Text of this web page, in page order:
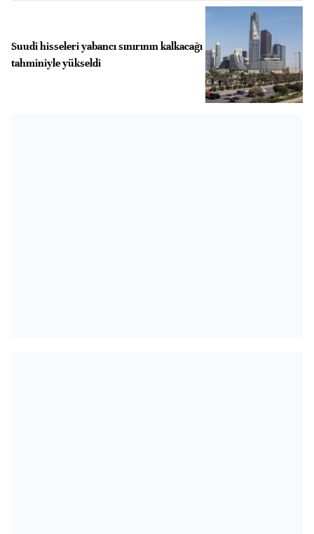
Suudi hisseleri yabancı sınırının kalkacağı
tahminiyle yükseldi